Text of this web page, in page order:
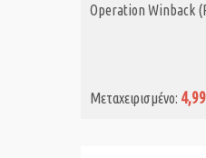
ΑΓΟΡΑ MET.
Operation Winback
Μεταχειρισμένο: